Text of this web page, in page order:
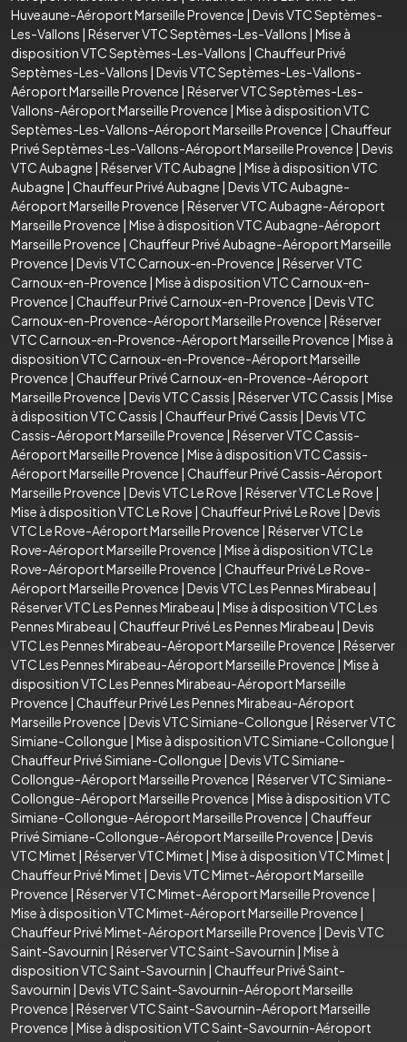
Huveaune-Aéroport Marseille Provence | Devis VTC Septèmes-
Les-Vallons | Réserver VTC Septèmes-Les-Vallons | Mise à
disposition VTC Septèmes-Les-Vallons | Chauffeur Privé
Septèmes-Les-Vallons | Devis VTC Septèmes-Les-Vallons-
Aéroport Marseille Provence | Réserver VTC Septèmes-Les-
Vallons-Aéroport Marseille Provence | Mise à disposition VTC
Septèmes-Les-Vallons-Aéroport Marseille Provence | Chauffeur
Privé Septèmes-Les-Vallons-Aéroport Marseille Provence | Devis
VTC Aubagne | Réserver VTC Aubagne | Mise à disposition VTC
Aubagne | Chauffeur Privé Aubagne | Devis VTC Aubagne-
Aéroport Marseille Provence | Réserver VTC Aubagne-Aéroport
Marseille Provence | Mise à disposition VTC Aubagne-Aéroport
Marseille Provence | Chauffeur Privé Aubagne-Aéroport Marseille
Provence | Devis VTC Carnoux-en-Provence | Réserver VTC
Carnoux-en-Provence | Mise à disposition VTC Carnoux-en-
Provence | Chauffeur Privé Carnoux-en-Provence | Devis VTC
Carnoux-en-Provence-Aéroport Marseille Provence | Réserver
VTC Carnoux-en-Provence-Aéroport Marseille Provence | Mise à
disposition VTC Carnoux-en-Provence-Aéroport Marseille
Provence | Chauffeur Privé Carnoux-en-Provence-Aéroport
Marseille Provence | Devis VTC Cassis | Réserver VTC Cassis | Mise
à disposition VTC Cassis | Chauffeur Privé Cassis | Devis VTC
Cassis-Aéroport Marseille Provence | Réserver VTC Cassis-
Aéroport Marseille Provence | Mise à disposition VTC Cassis-
Aéroport Marseille Provence | Chauffeur Privé Cassis-Aéroport
Marseille Provence | Devis VTC Le Rove | Réserver VTC Le Rove |
Mise à disposition VTC Le Rove | Chauffeur Privé Le Rove | Devis
VTC Le Rove-Aéroport Marseille Provence | Réserver VTC Le
Rove-Aéroport Marseille Provence | Mise à disposition VTC Le
Rove-Aéroport Marseille Provence | Chauffeur Privé Le Rove-
Aéroport Marseille Provence | Devis VTC Les Pennes Mirabeau |
Réserver VTC Les Pennes Mirabeau | Mise à disposition VTC Les
Pennes Mirabeau | Chauffeur Privé Les Pennes Mirabeau | Devis
VTC Les Pennes Mirabeau-Aéroport Marseille Provence | Réserver
VTC Les Pennes Mirabeau-Aéroport Marseille Provence | Mise à
disposition VTC Les Pennes Mirabeau-Aéroport Marseille
Provence | Chauffeur Privé Les Pennes Mirabeau-Aéroport
Marseille Provence | Devis VTC Simiane-Collongue | Réserver VTC
Simiane-Collongue | Mise à disposition VTC Simiane-Collongue |
Chauffeur Privé Simiane-Collongue | Devis VTC Simiane-
Collongue-Aéroport Marseille Provence | Réserver VTC Simiane-
Collongue-Aéroport Marseille Provence | Mise à disposition VTC
Simiane-Collongue-Aéroport Marseille Provence | Chauffeur
Privé Simiane-Collongue-Aéroport Marseille Provence | Devis
VTC Mimet | Réserver VTC Mimet | Mise à disposition VTC Mimet |
Chauffeur Privé Mimet | Devis VTC Mimet-Aéroport Marseille
Provence | Réserver VTC Mimet-Aéroport Marseille Provence |
Mise à disposition VTC Mimet-Aéroport Marseille Provence |
Chauffeur Privé Mimet-Aéroport Marseille Provence | Devis VTC
Saint-Savournin | Réserver VTC Saint-Savournin | Mise à
disposition VTC Saint-Savournin | Chauffeur Privé Saint-
Savournin | Devis VTC Saint-Savournin-Aéroport Marseille
Provence | Réserver VTC Saint-Savournin-Aéroport Marseille
Provence | Mise à disposition VTC Saint-Savournin-Aéroport